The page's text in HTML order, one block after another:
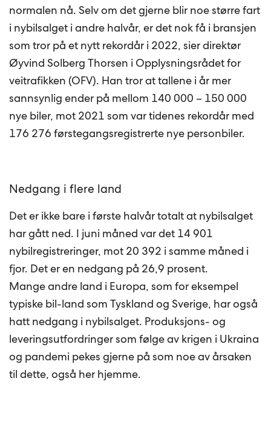
normalen nå. Selv om det gjerne blir noe større fart
i nybilsalget i andre halvår, er det nok få i bransjen
som tror på et nytt rekordår i 2022, sier direktør
Øyvind Solberg Thorsen i Opplysningsrådet for
veitrafikken (OFV). Han tror at tallene i år mer
sannsynlig ender på mellom 140 000 – 150 000
nye biler, mot 2021 som var tidenes rekordår med
176 276 førstegangsregistrerte nye personbiler.
Nedgang i flere land
Det er ikke bare i første halvår totalt at nybilsalget
har gått ned. I juni måned var det 14 901
nybilregistreringer, mot 20 392 i samme måned i
fjor. Det er en nedgang på 26,9 prosent.
Mange andre land i Europa, som for eksempel
typiske bil-land som Tyskland og Sverige, har også
hatt nedgang i nybilsalget. Produksjons- og
leveringsutfordringer som følge av krigen i Ukraina
og pandemi pekes gjerne på som noe av årsaken
til dette, også her hjemme.